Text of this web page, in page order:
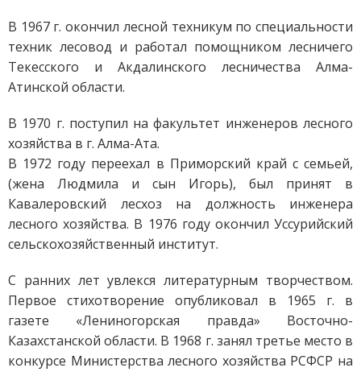
В 1967 г. окончил лесной техникум по специальности
техник лесовод и работал помощником лесничего
Текесского и Акдалинского лесничества Алма-
Атинской области.
В 1970 г. поступил на факультет инженеров лесного
хозяйства в г. Алма-Ата.
В 1972 году переехал в Приморский край с семьей,
(жена Людмила и сын Игорь), был принят в
Кавалеровский лесхоз на должность инженера
лесного хозяйства. В 1976 году окончил Уссурийский
сельскохозяйственный институт.
С ранних лет увлекся литературным творчеством.
Первое стихотворение опубликовал в 1965 г. в
газете «Лениногорская правда» Восточно-
Казахстанской области. В 1968 г. занял третье место в
конкурсе Министерства лесного хозяйства РСФСР на